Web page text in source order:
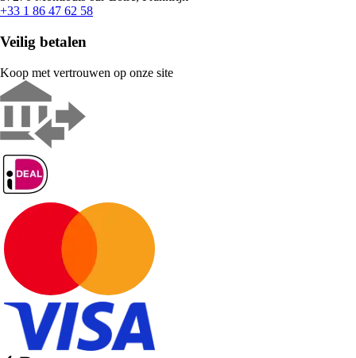
+33 1 86 47 62 58
Veilig betalen
Koop met vertrouwen op onze site